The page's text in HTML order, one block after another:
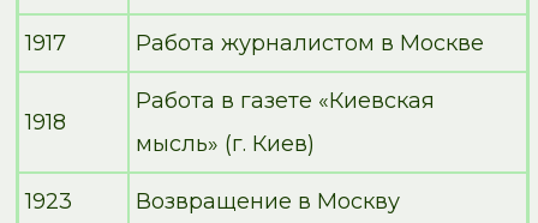
1917 Работа журналистом в Москве
1918
Работа в газете «Киевская
мысль» (г. Киев)
1923 Возвращение в Москву